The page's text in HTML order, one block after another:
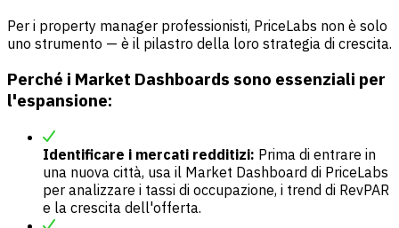
Per i property manager professionisti, PriceLabs non è solo
uno strumento — è il pilastro della loro strategia di crescita.
Perché i Market Dashboards sono essenziali per
l'espansione:
Identificare i mercati redditizi: Prima di entrare in
una nuova città, usa il Market Dashboard di PriceLabs
per analizzare i tassi di occupazione, i trend di RevPAR
e la crescita dell'offerta.